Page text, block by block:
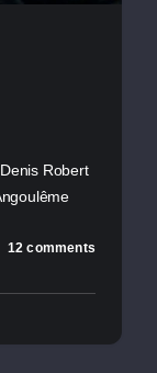
Robert
12 comments